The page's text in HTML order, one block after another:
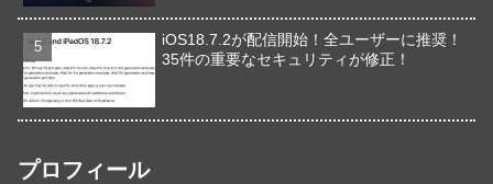
iOS18.7.2が配信開始！全ユーザーに推奨！
35件の重要なセキュリティが修正！
プロフィール